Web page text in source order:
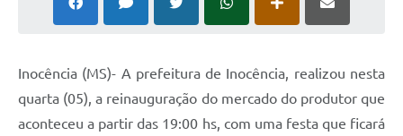
Fale conosco
Inocência (MS)- A prefeitura de Inocência, realizou nesta
quarta (05), a reinauguração do mercado do produtor que
aconteceu a partir das 19:00 hs, com uma festa que ficará